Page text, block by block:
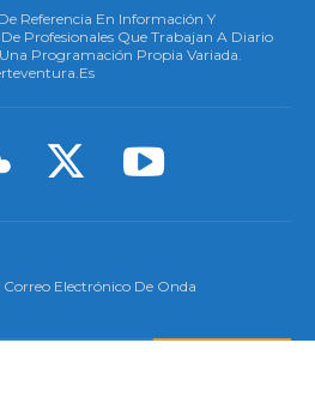
Referencia En Información Y
Profesionales Que Trabajan A Diario
Programación Propia Variada.
Electrónico De Onda